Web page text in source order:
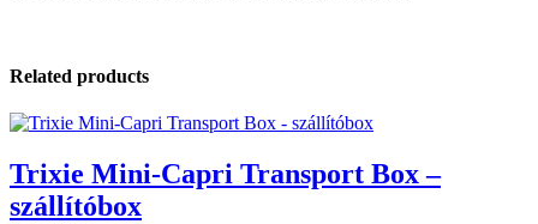
Related products
Trixie Mini-Capri Transport Box –
szállítóbox